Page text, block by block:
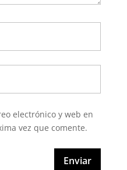
electrónico y web en
vez que comente.
Enviar